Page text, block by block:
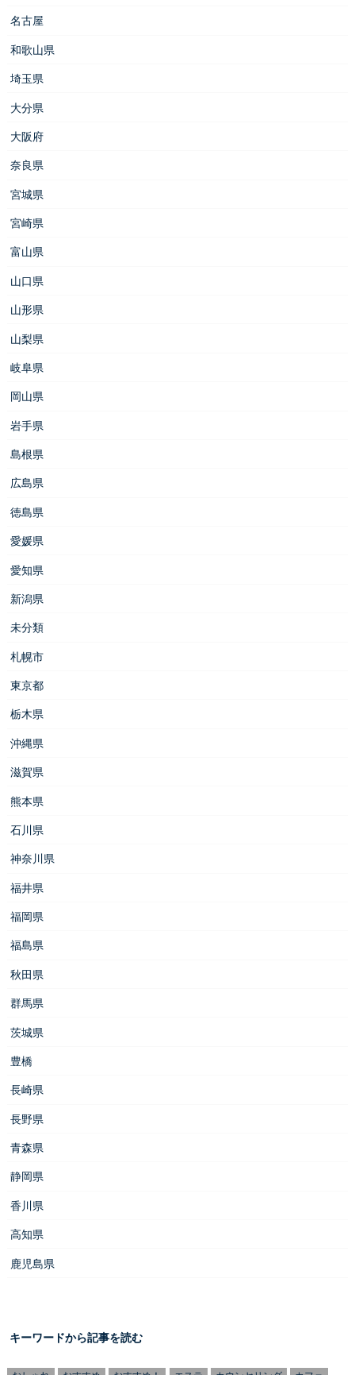
名古屋
和歌山県
埼玉県
大分県
大阪府
奈良県
宮城県
宮崎県
富山県
山口県
山形県
山梨県
岐阜県
岡山県
岩手県
島根県
広島県
徳島県
愛媛県
愛知県
新潟県
未分類
札幌市
東京都
栃木県
沖縄県
滋賀県
熊本県
石川県
神奈川県
福井県
福岡県
福島県
秋田県
群馬県
茨城県
豊橋
長崎県
長野県
青森県
静岡県
香川県
高知県
鹿児島県
キーワードから記事を読む